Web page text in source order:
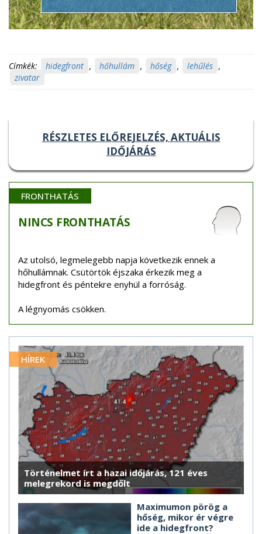
Címkék: hidegfront , hőhullám , hőség , lehűlés ,
zivatar
RÉSZLETES ELŐREJELZÉS, AKTUÁLIS
IDŐJÁRÁS
FRONTHATÁS
NINCS FRONTHATÁS
Az utolsó, legmelegebb napja következik ennek a
hőhullámnak. Csütörtök éjszaka érkezik meg a
hidegfront és péntekre enyhül a forróság.
A légnyomás csökken.
HÍREK
Történelmet írt a hazai időjárás, 121 éves
melegrekord is megdőlt
Maximumon pörög a
hőség, mikor ér végre
ide a hidegfront?